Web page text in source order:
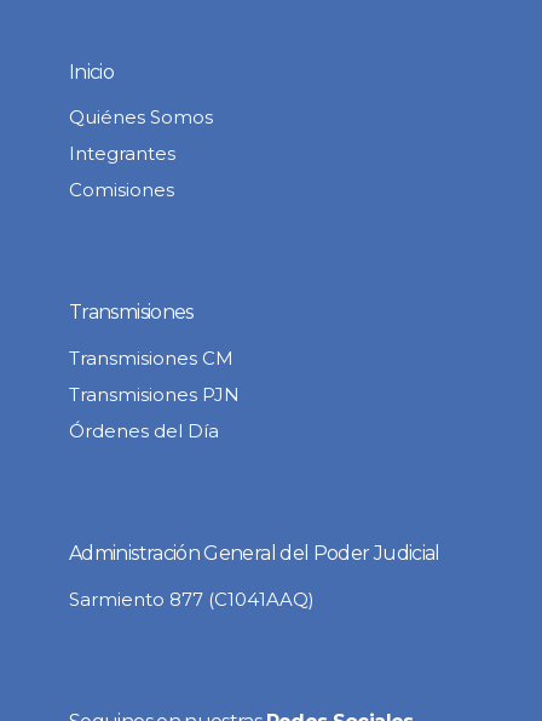
Inicio
Quiénes Somos
Integrantes
Comisiones
Transmisiones
Transmisiones CM
Transmisiones PJN
Órdenes del Día
Administración General del Poder Judicial
Sarmiento 877 (C1041AAQ)